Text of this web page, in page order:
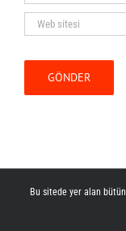
Bu sitede yer alan